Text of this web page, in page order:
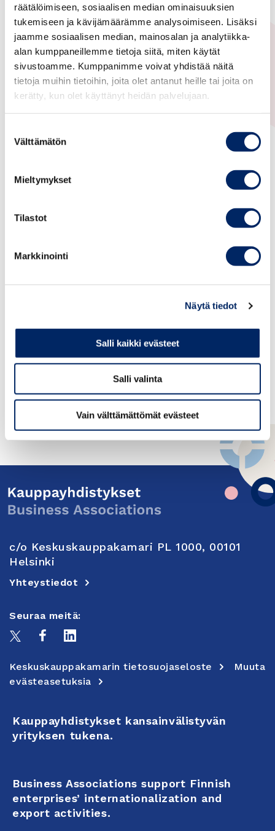
räätälöimiseen, sosiaalisen median ominaisuuksien
tukemiseen ja kävijämäärämme analysoimiseen. Lisäksi
jaamme sosiaalisen median, mainosalan ja analytiikka-
alan kumppaneillemme tietoja siitä, miten käytät
sivustoamme. Kumppanimme voivat yhdistää näitä
tietoja muihin tietoihin, joita olet antanut heille tai joita on
kerätty, kun olet käyttänyt heidän palvelujaan.
valinta
Välttämätön
Mieltymykset
Tilastot
Markkinointi
Näytä tiedot
Salli kaikki evästeet
Salli valinta
Vain välttämättömät evästeet
Suomi-Keski- ja Itä-Euroopan maiden
kauppayhdistys
Yhteystiedot
Anne Hatanpää
Puhelin: 050 320 9539
c/o Keskuskauppakamari
00101 HELSINKI
Y-tunnus: 2311949-3
c/o Keskuskauppakamari PL 1000, 00101
Helsinki
Yhteystiedot
Seuraa meitä:
Keskuskauppakamarin tietosuojaseloste
Muuta
evästeasetuksia
Kauppayhdistykset kansainvälistyvän
yrityksen tukena.
Business Associations support Finnish
enterprises’ internationalization and
export activities.